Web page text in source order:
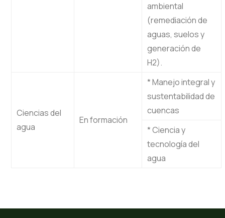
ambiental
(remediación de
aguas, suelos y
generación de
H2).
Ciencias del
agua
En formación
* Manejo integral y
sustentabilidad de
cuencas
* Ciencia y
tecnología del
agua